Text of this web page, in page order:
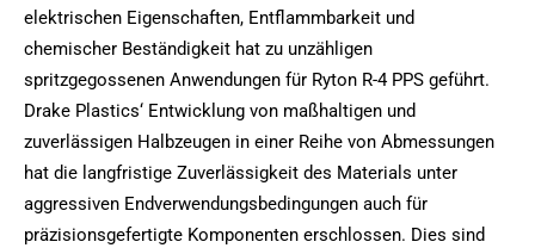
elektrischen Eigenschaften, Entflammbarkeit und
chemischer Beständigkeit hat zu unzähligen
spritzgegossenen Anwendungen für Ryton R-4 PPS geführt.
Drake Plastics‘ Entwicklung von maßhaltigen und
zuverlässigen Halbzeugen in einer Reihe von Abmessungen
hat die langfristige Zuverlässigkeit des Materials unter
aggressiven Endverwendungsbedingungen auch für
präzisionsgefertigte Komponenten erschlossen. Dies sind